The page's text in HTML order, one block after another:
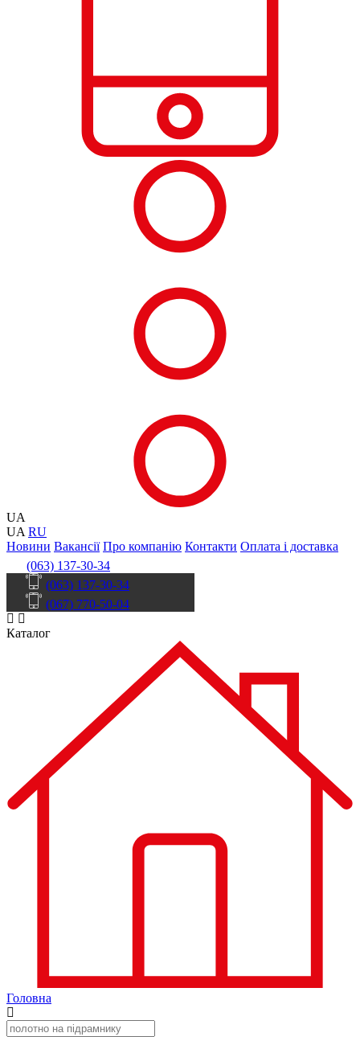
UA
UA RU
Новини Вакансії Про компанію Контакти Оплата і доставка
(063) 137-30-34
(063) 137-30-34
(067) 770-50-04
Каталог
Головна